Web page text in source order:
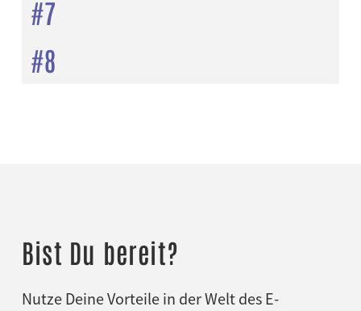
#7
#8
Bist Du bereit?
Nutze Deine Vorteile in der Welt des E-